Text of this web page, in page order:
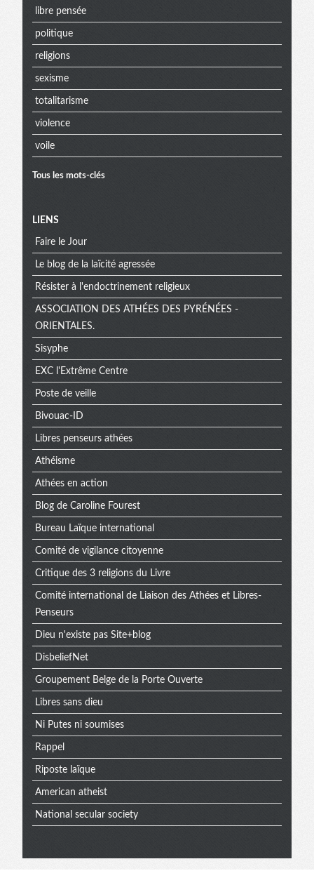
libre pensée
politique
religions
sexisme
totalitarisme
violence
voile
Tous les mots-clés
Menu
extra
LIENS
Faire le Jour
Le blog de la laïcité agressée
Résister à l'endoctrinement religieux
ASSOCIATION DES ATHÉES DES PYRÉNÉES -
ORIENTALES.
Sisyphe
EXC l'Extrême Centre
Poste de veille
Bivouac-ID
Libres penseurs athées
Athéisme
Athées en action
Blog de Caroline Fourest
Bureau Laïque international
Comité de vigilance citoyenne
Critique des 3 religions du Livre
Comité international de Liaison des Athées et Libres-
Penseurs
Dieu n'existe pas Site+blog
DisbeliefNet
Groupement Belge de la Porte Ouverte
Libres sans dieu
Ni Putes ni soumises
Rappel
Riposte laïque
American atheist
National secular society